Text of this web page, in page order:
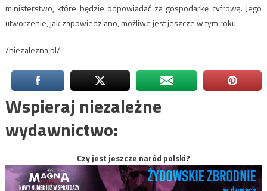
ministerstwo, które będzie odpowiadać za gospodarkę cyfrową. Jego
utworzenie, jak zapowiedziano, możliwe jest jeszcze w tym roku.
/niezalezna.pl/
Wspieraj niezależne
wydawnictwo:
Czy jest jeszcze naród polski?